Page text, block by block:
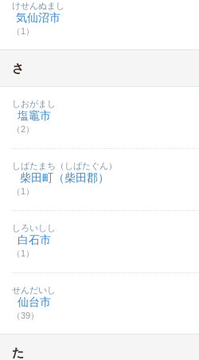
気仙沼市
（1）
けせんぬまし
さ
塩竈市
（2）
しおがまし
柴田町（柴田郡）
（1）
しばたまち（しばたぐん）
白石市
（1）
しろいしし
仙台市
（39）
せんだいし
た